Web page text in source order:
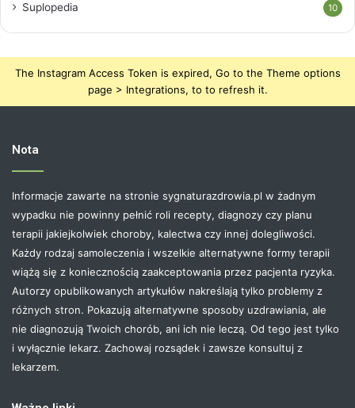
Suplopedia 10
The Instagram Access Token is expired, Go to the Theme options
page > Integrations, to to refresh it.
Nota
Informacje zawarte na stronie sygnaturazdrowia.pl w żadnym
wypadku nie powinny pełnić roli recepty, diagnozy czy planu
terapii jakiejkolwiek choroby, kalectwa czy innej dolegliwości.
Każdy rodzaj samoleczenia i wszelkie alternatywne formy terapii
wiążą się z koniecznością zaakceptowania przez pacjenta ryzyka.
Autorzy opublikowanych artykułów nakreślają tylko problemy z
różnych stron. Pokazują alternatywne sposoby uzdrawiania, ale
nie diagnozują Twoich chorób, ani ich nie leczą. Od tego jest tylko
i wyłącznie lekarz. Zachowaj rozsądek i zawsze konsultuj z
lekarzem.